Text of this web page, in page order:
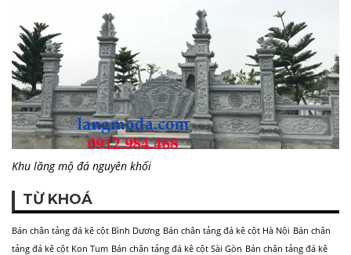
Khu lăng mộ đá nguyên khối
TỪ KHOÁ
Bán chân tảng đá kê cột Bình Dương Bán chân tảng đá kê cột Hà Nội Bán chân
tảng đá kê cột Kon Tum Bán chân tảng đá kê cột Sài Gòn Bán chân tảng đá kê